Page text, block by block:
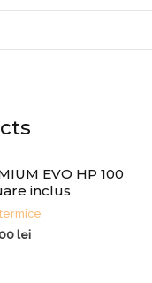
EVO HP 100
inclus
lei